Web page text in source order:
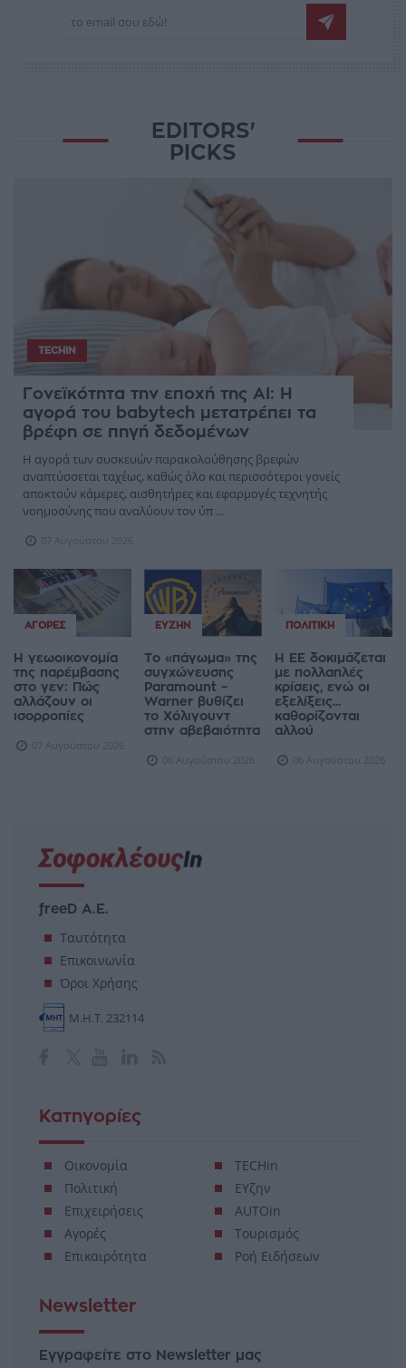
EDITORS'
PICKS
TECHIN
Γονεϊκότητα την εποχή της AI: Η
αγορά του babytech μετατρέπει τα
βρέφη σε πηγή δεδομένων
Η αγορά των συσκευών παρακολούθησης βρεφών
αναπτύσσεται ταχέως, καθώς όλο και περισσότεροι γονείς
αποκτούν κάμερες, αισθητήρες και εφαρμογές τεχνητής
νοημοσύνης που αναλύουν τον ύπ ...
07 Αυγούστου 2026
ΑΓΟΡΈΣ
Η γεωοικονομία
της παρέμβασης
στο γεν: Πώς
αλλάζουν οι
ισορροπίες
07 Αυγούστου 2026
ΕΥΖΗΝ
Το «πάγωμα» της
συγχώνευσης
Paramount –
Warner βυθίζει
το Χόλιγουντ
στην αβεβαιότητα
06 Αυγούστου 2026
ΠΟΛΙΤΙΚΉ
Η ΕΕ δοκιμάζεται
με πολλαπλές
κρίσεις, ενώ οι
εξελίξεις...
καθορίζονται
αλλού
06 Αυγούστου 2026